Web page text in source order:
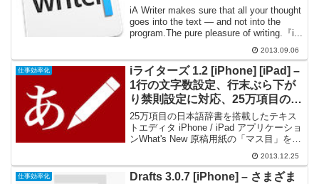
スのテキストエディタ
iA Writer makes sure that all your thought
goes into the text — and not into the
program.The pure pleasure of writing.『i...
2013.09.06
仕事効率化
iライターズ 1.2 [iPhone] [iPad] –
1行の文字数設定、行末ぶら下が
り禁則設定に対応、25万項目の日
本語辞書を搭載したテキストエデ
ィタ
25万項目の日本語辞書を搭載したテキス
トエディタ iPhone / iPad アプリケーショ
ンWhat's New 原稿用紙の「マス目」を表
示することができるようになりました。
（環境設定 - 背景／けい線） １行の文字
数の設定ができるように...
2013.12.25
仕事効率化
Drafts 3.0.7 [iPhone] – さまざま